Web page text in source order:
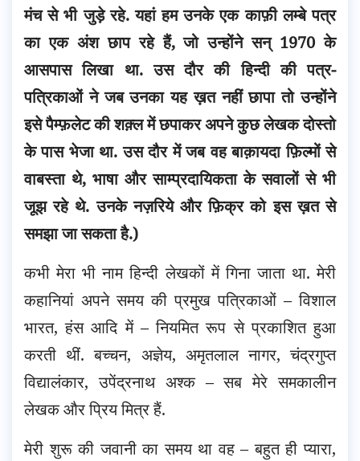
मंच से भी जुड़े रहे. यहां हम उनके एक काफ़ी लम्बे पत्र
का एक अंश छाप रहे हैं, जो उन्होंने सन् 1970 के
आसपास लिखा था. उस दौर की हिन्दी की पत्र-
पत्रिकाओं ने जब उनका यह ख़त नहीं छापा तो उन्होंने
इसे पैम्फ़लेट की शक़्ल में छपाकर अपने कुछ लेखक दोस्तो
के पास भेजा था. उस दौर में जब वह बाक़ायदा फ़िल्मों से
वाबस्ता थे, भाषा और साम्प्रदायिकता के सवालों से भी
जूझ रहे थे. उनके नज़रिये और फ़िक्र को इस ख़त से
समझा जा सकता है.)
कभी मेरा भी नाम हिन्दी लेखकों में गिना जाता था. मेरी
कहानियां अपने समय की प्रमुख पत्रिकाओं – विशाल
भारत, हंस आदि में – नियमित रूप से प्रकाशित हुआ
करती थीं. बच्चन, अज्ञेय, अमृतलाल नागर, चंद्रगुप्त
विद्यालंकार, उपेंद्रनाथ अश्क – सब मेरे समकालीन
लेखक और प्रिय मित्र हैं.
मेरी शुरू की जवानी का समय था वह – बहुत ही प्यारा,